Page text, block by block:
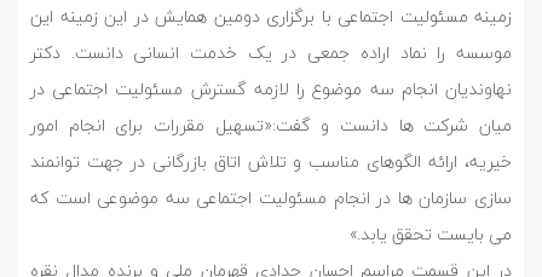
زمینه مسئولیت اجتماعی با برگزاری دومین همایش در این زمینه این
موسسه را نماد اراده جمعی در یک خدمت انسانی دانست. دکتر
نهاوندیان انجام سه موضوع را لازمه گسترش مسئولیت اجتماعی در
میان شرکت ها دانست و گفت:‌«تسهیل مقررات برای انجام امور
خیریه، ارائه الگوهای مناسب و تلاش اتاق بازرگانی در جهت توانمند
سازی سازمان ها در انجام مسئولیت اجتماعی سه موضوعی است که
می بایست تحقق یابد.»
در این قسمت مراسم احسان حدادی قهرمان ملی و برنده مدال نقره